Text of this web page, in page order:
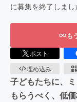
に募集を終了しまし
も
ポスト
埋め込み
子どもたちに、
もらうべく、低